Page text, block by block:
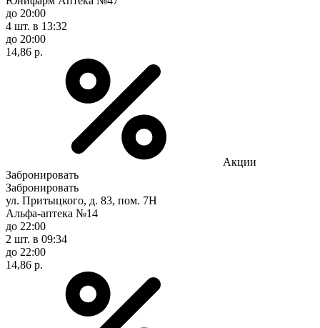
до 20:00
4 шт. в 13:32
до 20:00
14,86 р.
Акции
Забронировать
Забронировать
ул. Притыцкого, д. 83, пом. 7Н
Альфа-аптека №14
до 22:00
2 шт. в 09:34
до 22:00
14,86 р.